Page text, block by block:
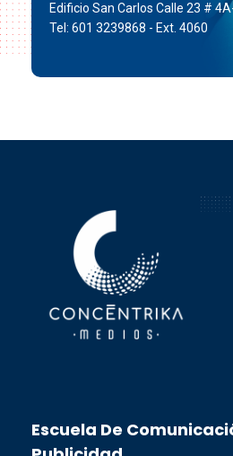
Edificio San Carlos Calle 23 #
Tel: 601 3239868 - Ext. 4060
Escuela De